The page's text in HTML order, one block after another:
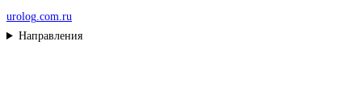
urolog.com.ru
Направления